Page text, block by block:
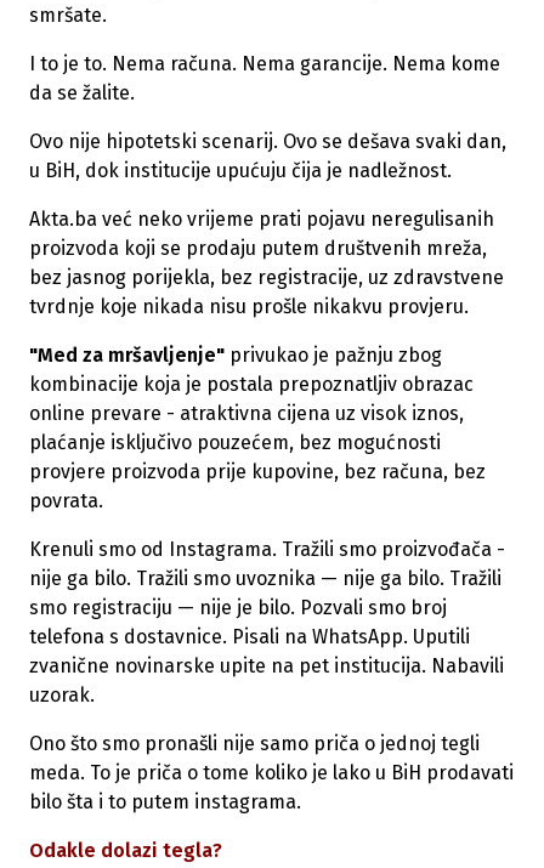
smršate.
I to je to. Nema računa. Nema garancije. Nema kome
da se žalite.
Ovo nije hipotetski scenarij. Ovo se dešava svaki dan,
u BiH, dok institucije upućuju čija je nadležnost.
Akta.ba već neko vrijeme prati pojavu neregulisanih
proizvoda koji se prodaju putem društvenih mreža,
bez jasnog porijekla, bez registracije, uz zdravstvene
tvrdnje koje nikada nisu prošle nikakvu provjeru.
"Med za mršavljenje" privukao je pažnju zbog
kombinacije koja je postala prepoznatljiv obrazac
online prevare - atraktivna cijena uz visok iznos,
plaćanje isključivo pouzećem, bez mogućnosti
provjere proizvoda prije kupovine, bez računa, bez
povrata.
Krenuli smo od Instagrama. Tražili smo proizvođača -
nije ga bilo. Tražili smo uvoznika — nije ga bilo. Tražili
smo registraciju — nije je bilo. Pozvali smo broj
telefona s dostavnice. Pisali na WhatsApp. Uputili
zvanične novinarske upite na pet institucija. Nabavili
uzorak.
Ono što smo pronašli nije samo priča o jednoj tegli
meda. To je priča o tome koliko je lako u BiH prodavati
bilo šta i to putem instagrama.
Odakle dolazi tegla?